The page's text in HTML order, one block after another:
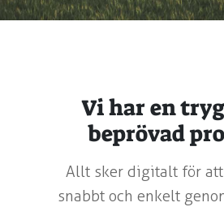
Vi har en
beprövad
Allt sker digitalt för att
snabbt och enkelt